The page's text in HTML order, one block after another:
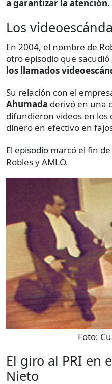
a garantizar la atención.
Los
En 2004, el nombre de
otro episodio que
los llamados
Su relación con el
Ahumada derivó en una
difundieron videos en los
dinero en efectivo en
El episodio marcó el fin
Robles y AMLO.
Foto:
El giro al PRI en
Nieto